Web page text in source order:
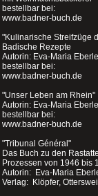
bestellbar bei:
www.badner-buch.de
"Kulinarische Streifzüge
Badische Rezepte
Autorin: Eva-Maria Eberle
bestellbar bei:
www.badner-buch.de
"Unser Leben am Rhein"
Autorin: Eva-Maria Eberle
bestellbar bei:
www.badner-buch.de
"Tribunal Général"
Das Buch zu den
Prozessen von 1946 bis
Autorin: Eva-Maria
Verlag: Klöpfer,